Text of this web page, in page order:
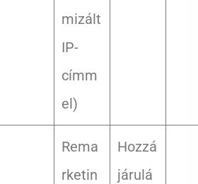
mizált
IP-
címm
el)
Rema
rketin
Hozzá
járulá